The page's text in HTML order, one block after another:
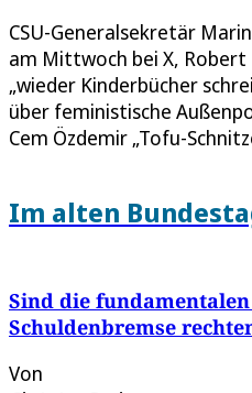
CSU-Generalsekretär
am Mittwoch bei X,
„wieder Kinderbücher
über feministische
Cem Özdemir „Tofu-
Im alten
Sind die
Schuldenbremse
Von